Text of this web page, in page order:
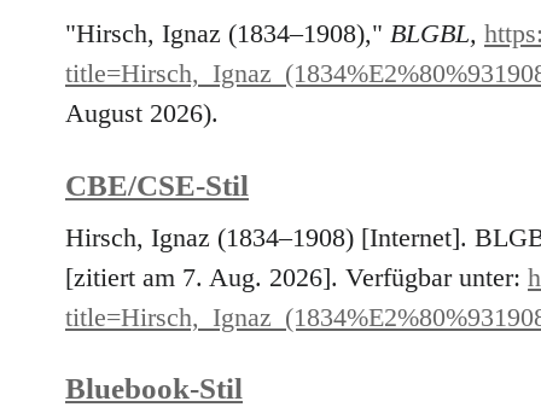
"Hirsch, Ignaz (1834–1908)," BLGBL,
August 2026).
CBE/CSE-Stil
Hirsch, Ignaz (1834–1908) [Internet].
[zitiert am 7. Aug. 2026]. Verfügbar unter:
Bluebook-Stil